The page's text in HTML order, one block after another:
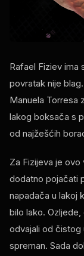
Rafael Fiziev ima
povratak nije
Manuela Torresa
lakog boksača s
od najžešćih
Za Fizijeva je
dodatno pojačati
napadača u lakoj
bilo lako.
odvajali od čistog
spreman. Sada